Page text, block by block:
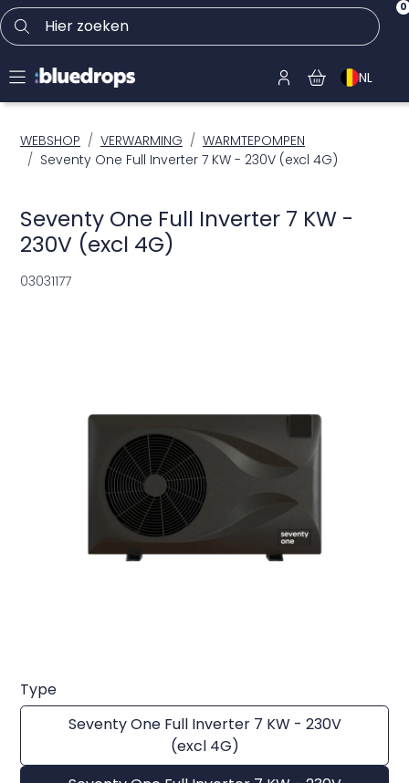
Hier zoeken 0
NL
WEBSHOP VERWARMING
WARMTEPOMPEN
Seventy One Full Inverter 7 KW - 230V (excl 4G)
Seventy One Full Inverter 7 KW -
230V (excl 4G)
03031177
Type
Seventy One Full Inverter 7 KW - 230V
(excl 4G)